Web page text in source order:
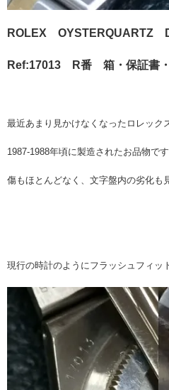
ROLEX OYSTERQUARTZ
Ref:17013 R番 箱・保証書
最近あまり見かけなくなったロレック
1987-1988年頃に製造されたお品物で
傷もほとんどなく、文字盤内の劣化も
現行の時計のようにフラッシュフィッ